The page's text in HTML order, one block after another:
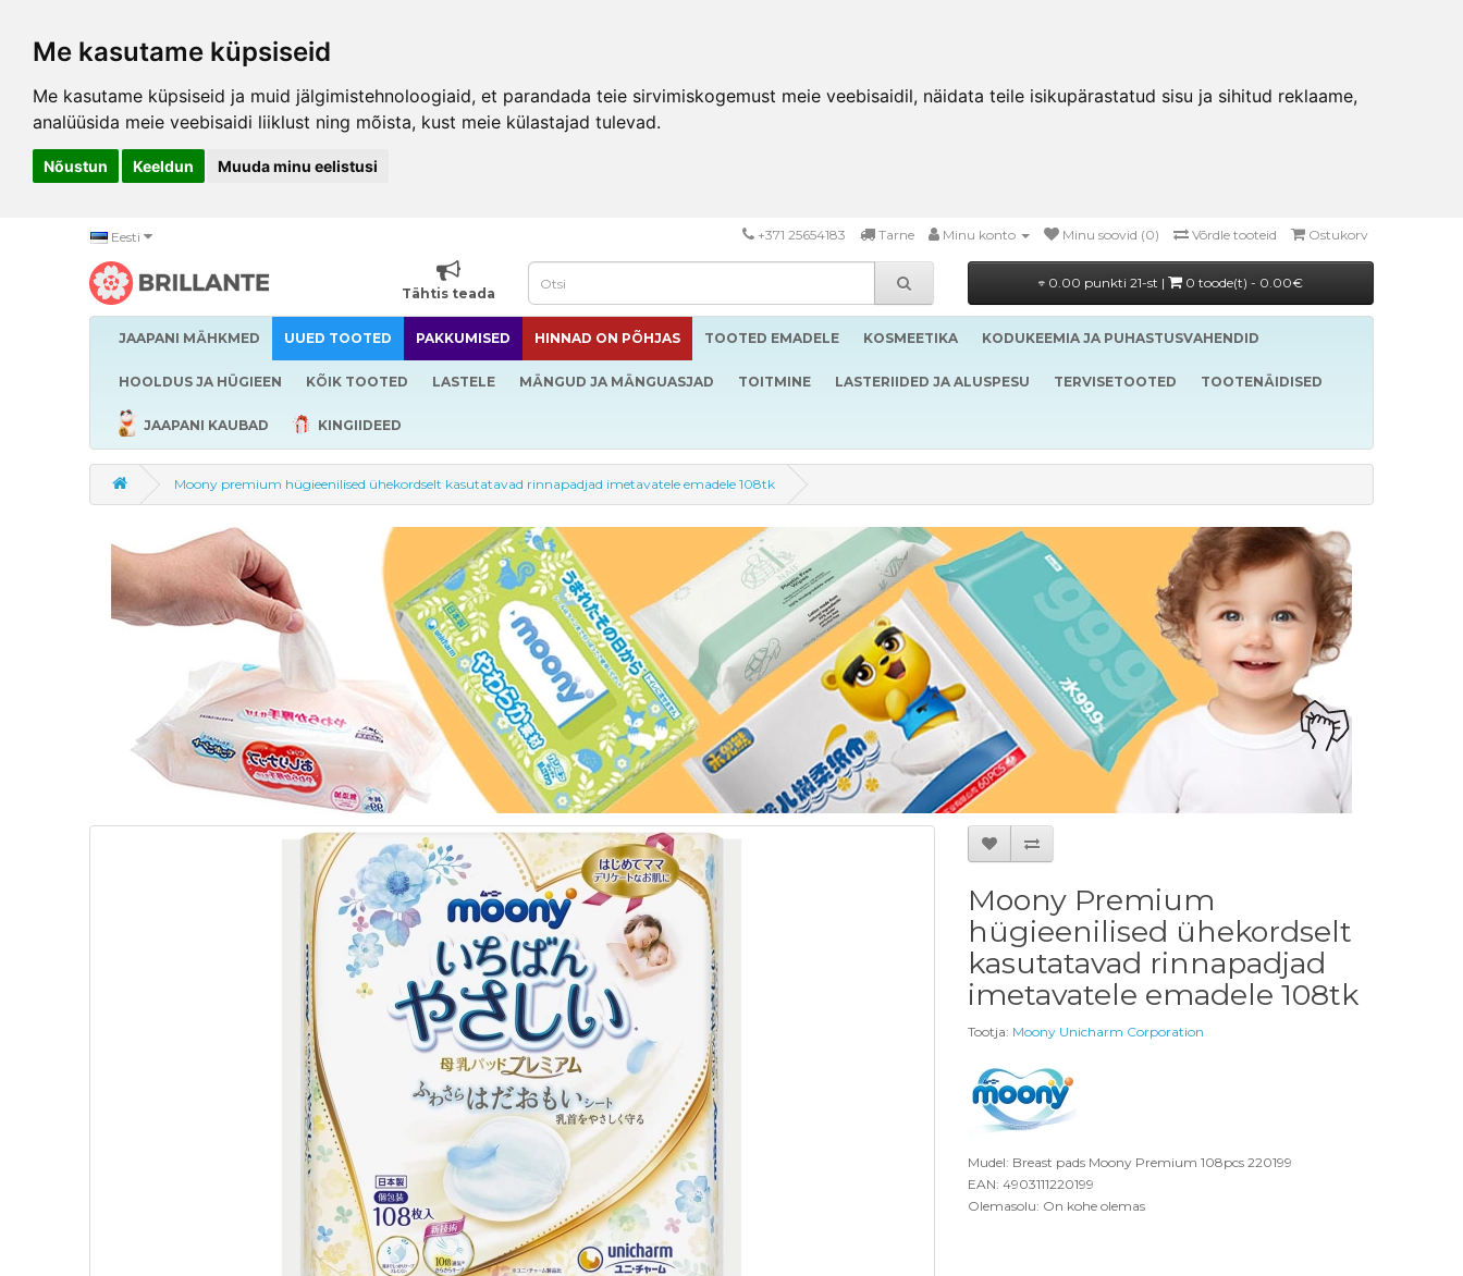
Me kasutame küpsiseid
Me kasutame küpsiseid ja muid jälgimistehnoloogiaid, et parandada teie sirvimiskogemust meie veebisaidil, näidata teile isikupärastatud sisu ja sihitud reklaame,
analüüsida meie veebisaidi liiklust ning mõista, kust meie külastajad tulevad.
Nõustun Keeldun Muuda minu eelistusi
Eesti +371 25654183 Tarne Minu konto Minu soovid (0) Võrdle tooteid Ostukorv
Tähtis teada
0.00 punkti 21-st | 0 toode(t) - 0.00€
JAAPANI MÄHKMED UUED TOOTED PAKKUMISED HINNAD ON PÕHJAS TOOTED EMADELE KOSMEETIKA KODUKEEMIA JA PUHASTUSVAHENDID
HOOLDUS JA HÜGIEEN KÕIK TOOTED LASTELE MÄNGUD JA MÄNGUASJAD TOITMINE LASTERIIDED JA ALUSPESU TERVISETOOTED TOOTENÄIDISED
JAAPANI KAUBAD KINGIIDEED
Moony premium hügieenilised ühekordselt kasutatavad rinnapadjad imetavatele emadele 108tk
Moony Premium
hügieenilised ühekordselt
kasutatavad rinnapadjad
imetavatele emadele 108tk
Tootja: Moony Unicharm Corporation
Mudel: Breast pads Moony Premium 108pcs 220199
EAN: 4903111220199
Olemasolu: On kohe olemas